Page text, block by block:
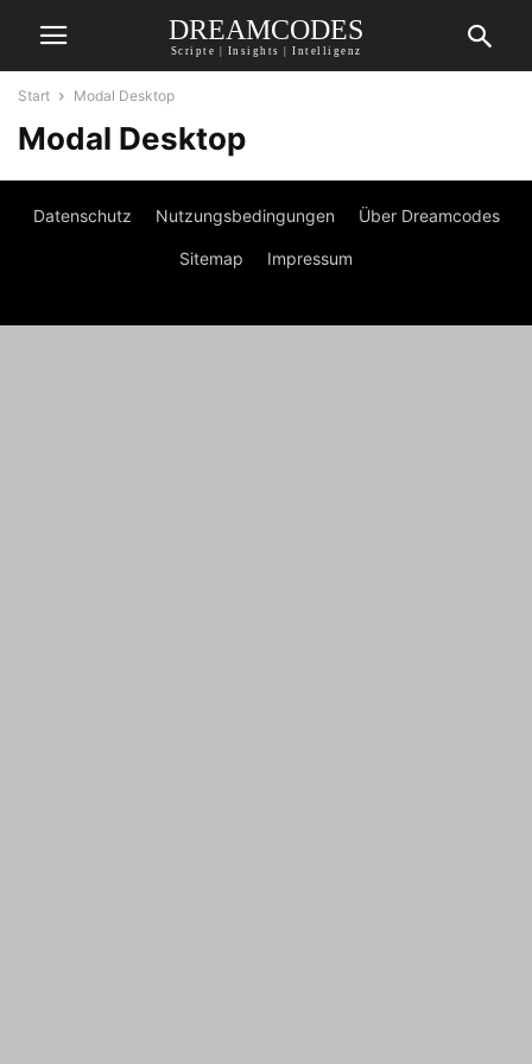
DREAMCODES
Scripte | Insights | Intelligenz
Start Modal Desktop
Modal Desktop
Datenschutz Nutzungsbedingungen Über Dreamcodes
Sitemap Impressum